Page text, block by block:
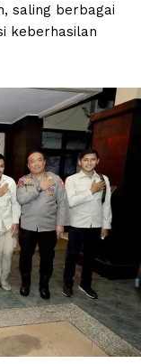
saling berbagai
keberhasilan